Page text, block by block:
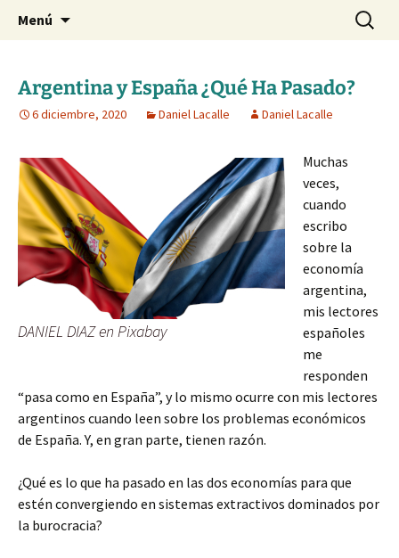
dlacalle.com
Blog de Daniel Lacalle
Menú Buscar:
Argentina y España ¿Qué Ha Pasado?
6 diciembre, 2020 Daniel Lacalle Daniel Lacalle
DANIEL DIAZ en Pixabay
Muchas
veces,
cuando
escribo
sobre la
economía
argentina,
mis lectores
españoles
me
responden
“pasa como en España”, y lo mismo ocurre con mis lectores
argentinos cuando leen sobre los problemas económicos
de España. Y, en gran parte, tienen razón.
¿Qué es lo que ha pasado en las dos economías para que
estén convergiendo en sistemas extractivos dominados por
la burocracia?